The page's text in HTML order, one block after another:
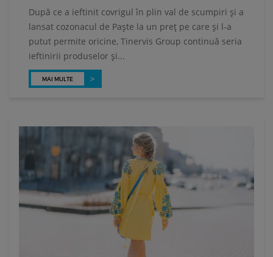
După ce a ieftinit covrigul în plin val de scumpiri și a
lansat cozonacul de Paște la un preț pe care și l-a
putut permite oricine, Tinervis Group continuă seria
ieftinirii produselor și...
MAI MULTE